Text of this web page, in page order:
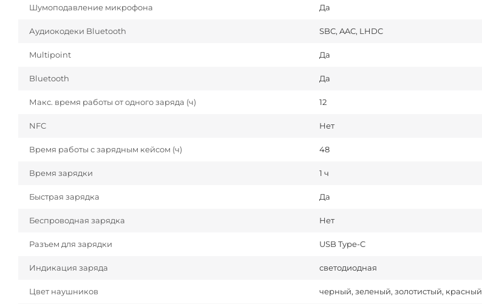
Шумоподавление микрофона Да
Аудиокодеки Bluetooth SBC, AAC, LHDC
Multipoint Да
Bluetooth Да
Макс. время работы от одного заряда (ч) 12
NFC Нет
Время работы с зарядным кейсом (ч) 48
Время зарядки 1 ч
Быстрая зарядка Да
Беспроводная зарядка Нет
Разъем для зарядки USB Type-C
Индикация заряда светодиодная
Цвет наушников черный, зеленый, золотистый, красный